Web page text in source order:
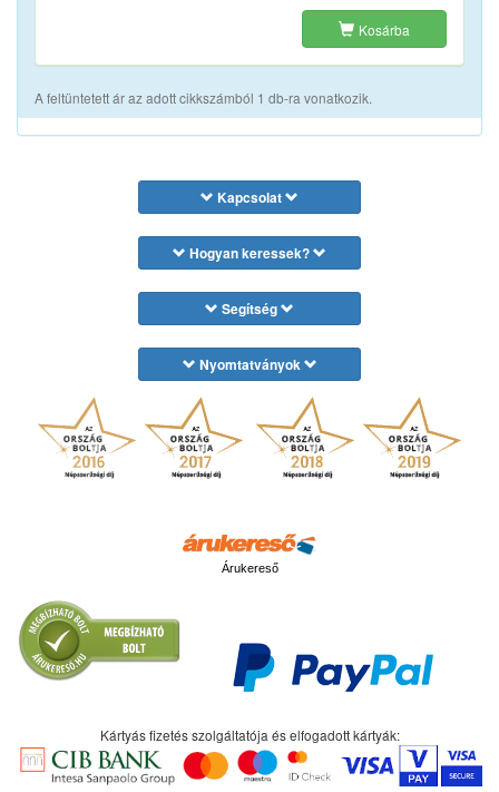
Kosárba
A feltüntetett ár az adott cikkszámból 1 db-ra vonatkozik.
Kapcsolat
Hogyan keressek?
Segítség
Nyomtatványok
Árukereső
Kártyás fizetés szolgáltatója és elfogadott kártyák: